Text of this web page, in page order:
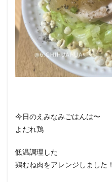
今日のえみなみごはんは〜
よだれ鶏
低温調理した
鶏むね肉をアレンジしました！